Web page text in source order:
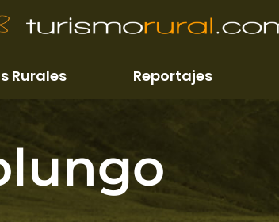
Rurales Reportajes